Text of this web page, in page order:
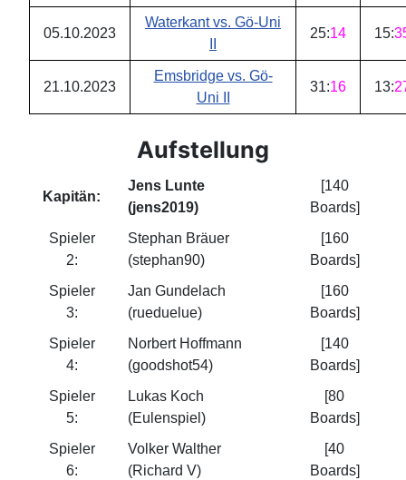
05.10.2023
Waterkant vs. Gö-Uni
25:14 15:
21.10.2023
Emsbridge vs. Gö-
Uni II
31:16 13:
Aufstellung
Kapitän:
Jens Lunte
(jens2019)
[140
Boards]
Spieler
2:
Stephan Bräuer
(stephan90)
[160
Boards]
Spieler
3:
Jan Gundelach
(rueduelue)
[160
Boards]
Spieler
4:
Norbert Hoffmann
(goodshot54)
[140
Boards]
Spieler
5:
Lukas Koch
(Eulenspiel)
[80
Boards]
Spieler
6:
Volker Walther
(Richard V)
[40
Boards]